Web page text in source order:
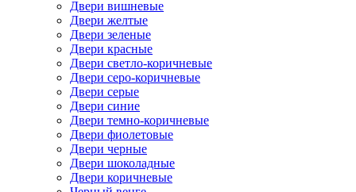
Двери вишневые
Двери желтые
Двери зеленые
Двери красные
Двери светло-коричневые
Двери серо-коричневые
Двери серые
Двери синие
Двери темно-коричневые
Двери фиолетовые
Двери черные
Двери шоколадные
Двери коричневые